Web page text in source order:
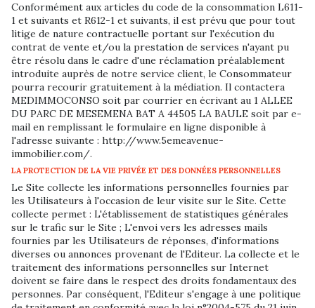
Conformément aux articles du code de la consommation L611-
1 et suivants et R612-1 et suivants, il est prévu que pour tout
litige de nature contractuelle portant sur l'exécution du
contrat de vente et/ou la prestation de services n'ayant pu
être résolu dans le cadre d'une réclamation préalablement
introduite auprès de notre service client, le Consommateur
pourra recourir gratuitement à la médiation. Il contactera
MEDIMMOCONSO soit par courrier en écrivant au 1 ALLEE
DU PARC DE MESEMENA BAT A 44505 LA BAULE soit par e-
mail en remplissant le formulaire en ligne disponible à
l'adresse suivante : http://www.5emeavenue-
immobilier.com/.
LA PROTECTION DE LA VIE PRIVÉE ET DES DONNÉES PERSONNELLES
Le Site collecte les informations personnelles fournies par
les Utilisateurs à l'occasion de leur visite sur le Site. Cette
collecte permet : L'établissement de statistiques générales
sur le trafic sur le Site ; L'envoi vers les adresses mails
fournies par les Utilisateurs de réponses, d'informations
diverses ou annonces provenant de l'Editeur. La collecte et le
traitement des informations personnelles sur Internet
doivent se faire dans le respect des droits fondamentaux des
personnes. Par conséquent, l'Editeur s'engage à une politique